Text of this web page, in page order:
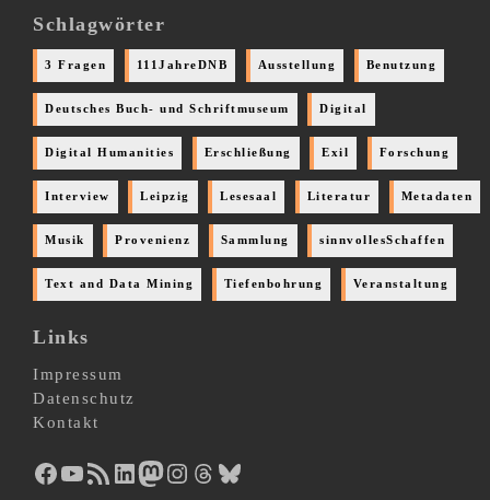
Schlagwörter
3 Fragen 111JahreDNB Ausstellung Benutzung
Deutsches Buch- und Schriftmuseum Digital
Digital Humanities Erschließung Exil Forschung
Interview Leipzig Lesesaal Literatur Metadaten
Musik Provenienz Sammlung sinnvollesSchaffen
Text and Data Mining Tiefenbohrung Veranstaltung
Links
Impressum
Datenschutz
Kontakt
Facebook YouTube RSS-Feed LinkedIn Mastodon Instagram Threads Bluesky